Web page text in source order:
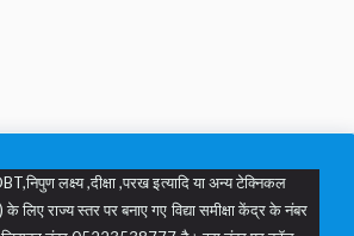
लक्ष्य ,दीक्षा ,परख इत्यादि या अन्य टेक्निकल
राज्य स्तर पर बनाए गए विद्या समीक्षा केंद्र के नंबर